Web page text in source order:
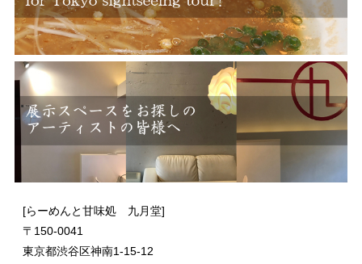
[らーめんと甘味処 九月堂]
〒 150-0041
東京都渋谷区神南1-15-12